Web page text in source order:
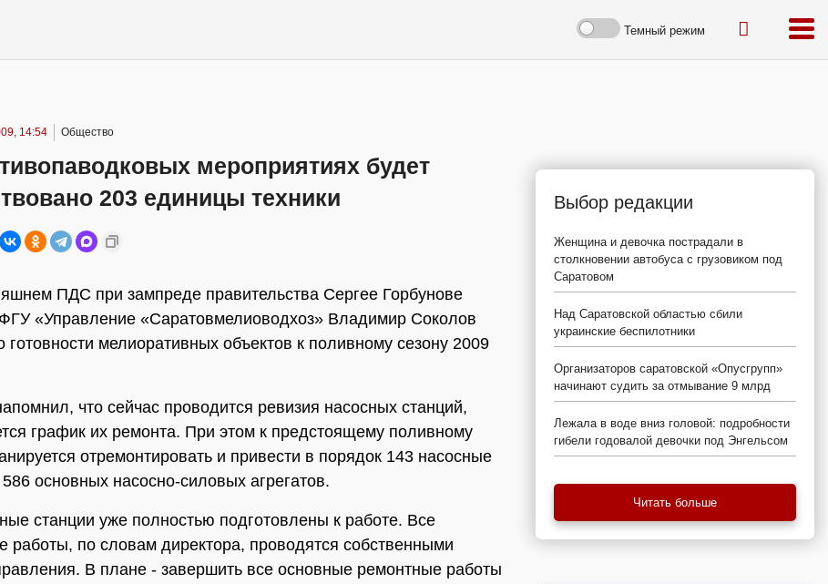
Темный режим
14:54 Общество
мероприятиях будет
203 единицы техники
ПДС при зампреде правительства Сергее Горбунове
«Управление «Саратовмелиоводхоз» Владимир Соколов
мелиоративных объектов к поливному сезону 2009
что сейчас проводится ревизия насосных станций,
график их ремонта. При этом к предстоящему поливному
отремонтировать и привести в порядок 143 насосные
основных насосно-силовых агрегатов.
станции уже полностью подготовлены к работе. Все
работы, по словам директора, проводятся собственными
В плане - завершить все основные ремонтные работы
Выбор редакции
Женщина и девочка пострадали в
столкновении автобуса с грузовиком под
Саратовом
Над Саратовской областью сбили
украинские беспилотники
Организаторов саратовской «Опусгрупп»
начинают судить за отмывание 9 млрд
Лежала в воде вниз головой: подробности
гибели годовалой девочки под Энгельсом
Читать больше